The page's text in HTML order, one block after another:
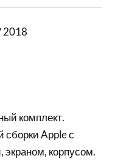
2018
комплект.
сборки Apple с
корпусом.